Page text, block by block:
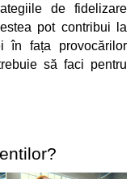
de fidelizare
pot contribui la
în fața provocărilor
să faci pentru